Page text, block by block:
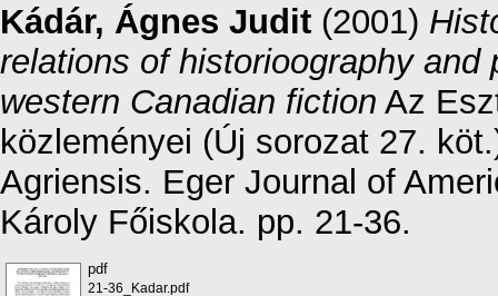
Kádár, Ágnes Judit (2001)
relations of historioography
western Canadian fiction Az
közleményei (Új sorozat 27.
Agriensis. Eger Journal of
Károly Főiskola. pp. 21-36.
pdf
21-36_Kadar.pdf